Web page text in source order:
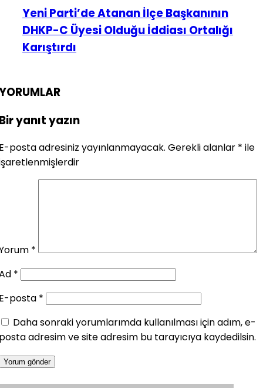
Yeni Parti’de Atanan İlçe Başkanının
DHKP-C Üyesi Olduğu İddiası Ortalığı
Karıştırdı
yanıt yazın
posta adresiniz yayınlanmayacak. Gerekli alanlar * ile
*
*
posta *
Daha sonraki yorumlarımda kullanılması için adım, e-
adresim ve site adresim bu tarayıcıya kaydedilsin.